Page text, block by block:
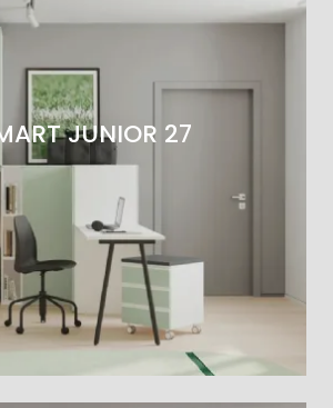
JUNIOR 27